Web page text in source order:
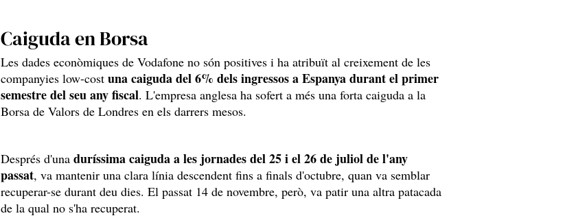
Caiguda en Borsa
Les dades econòmiques de Vodafone no són positives i ha atribuït al creixement de les
companyies low-cost una caiguda del 6% dels ingressos a Espanya durant el primer
semestre del seu any fiscal. L'empresa anglesa ha sofert a més una forta caiguda a la
Borsa de Valors de Londres en els darrers mesos.
Després d'una duríssima caiguda a les jornades del 25 i el 26 de juliol de l'any
passat, va mantenir una clara línia descendent fins a finals d'octubre, quan va semblar
recuperar-se durant deu dies. El passat 14 de novembre, però, va patir una altra patacada
de la qual no s'ha recuperat.